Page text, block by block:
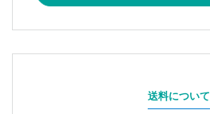
送料について